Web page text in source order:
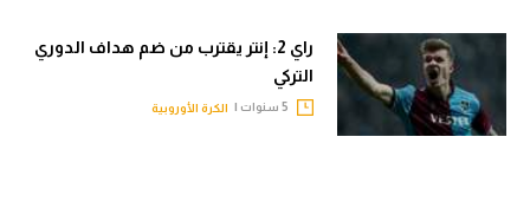
راي 2: إنتر يقترب من ضم هداف الدوري
التركي
الكرة الأوروبية